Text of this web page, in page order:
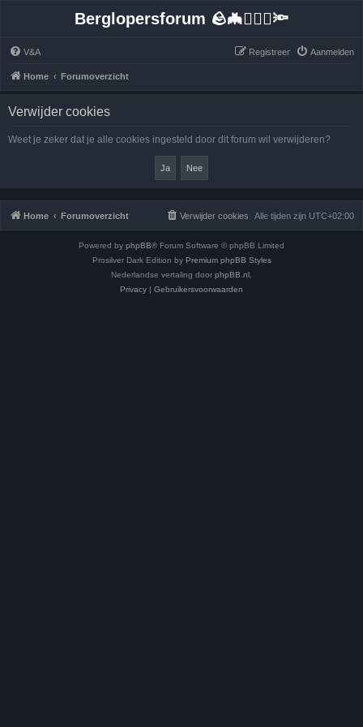
Berglopersforum 🪨🦇🚶🏻‍♂️🔦
V&A Aanmelden
Registreer
Home Forumoverzicht
Verwijder cookies
Weet je zeker dat je alle cookies ingesteld door dit forum wil verwijderen?
Home Forumoverzicht Alle tijden zijn UTC+02:00
Verwijder cookies
Powered by phpBB® Forum Software © phpBB Limited
Prosilver Dark Edition by Premium phpBB Styles
Nederlandse vertaling door phpBB.nl
Privacy | Gebruikersvoorwaarden